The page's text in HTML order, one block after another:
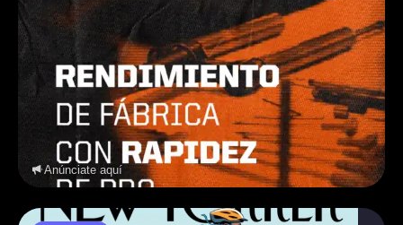
Anúnciate aquí